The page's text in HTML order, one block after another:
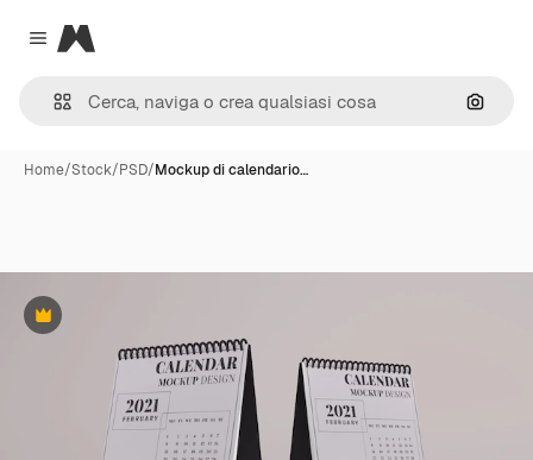
Close menu
Magnific
Cerca
Home/Stock/PSD/Mockup di calendario…
Premium